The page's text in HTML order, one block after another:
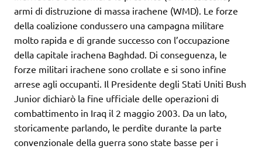
armi di distruzione di massa irachene (WMD). Le forze
della coalizione condussero una campagna militare
molto rapida e di grande successo con l’occupazione
della capitale irachena Baghdad. Di conseguenza, le
forze militari irachene sono crollate e si sono infine
arrese agli occupanti. Il Presidente degli Stati Uniti Bush
Junior dichiarò la fine ufficiale delle operazioni di
combattimento in Iraq il 2 maggio 2003. Da un lato,
storicamente parlando, le perdite durante la parte
convenzionale della guerra sono state basse per i